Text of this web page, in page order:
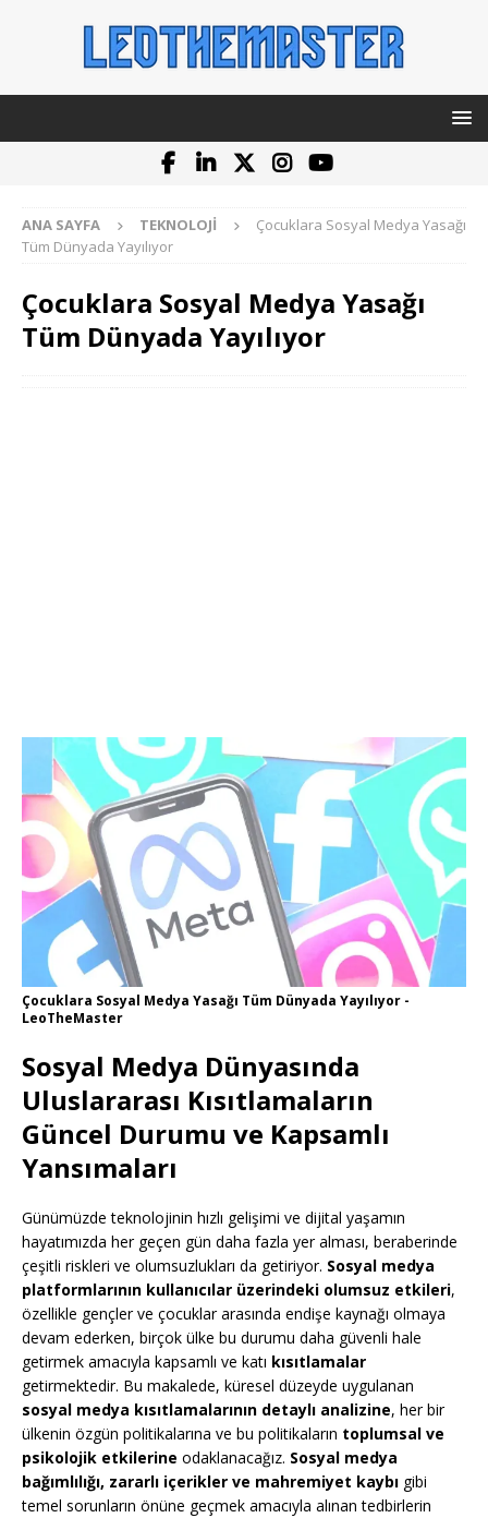
ANA SAYFA TEKNOLOJI
Çocuklara Sosyal Medya Yasağı
Tüm Dünyada Yayılıyor
Çocuklara Sosyal Medya Yasağı
Tüm Dünyada Yayılıyor
Çocuklara Sosyal Medya Yasağı Tüm Dünyada Yayılıyor -
LeoTheMaster
Sosyal Medya Dünyasında
Uluslararası Kısıtlamaların
Güncel Durumu ve Kapsamlı
Yansımaları
Günümüzde teknolojinin hızlı gelişimi ve dijital yaşamın
hayatımızda her geçen gün daha fazla yer alması, beraberinde
çeşitli riskleri ve olumsuzlukları da getiriyor. Sosyal medya
platformlarının kullanıcılar üzerindeki olumsuz etkileri,
özellikle gençler ve çocuklar arasında endişe kaynağı olmaya
devam ederken, birçok ülke bu durumu daha güvenli hale
getirmek amacıyla kapsamlı ve katı kısıtlamalar
getirmektedir. Bu makalede, küresel düzeyde uygulanan
sosyal medya kısıtlamalarının detaylı analizine, her bir
ülkenin özgün politikalarına ve bu politikaların toplumsal ve
psikolojik etkilerine odaklanacağız. Sosyal medya
bağımlılığı, zararlı içerikler ve mahremiyet kaybı gibi
temel sorunların önüne geçmek amacıyla alınan tedbirlerin